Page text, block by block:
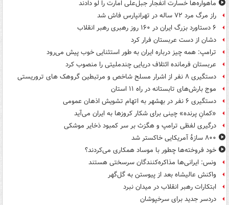
ماهواره‌ها خسارت انفجار جبل‌علی امارت را لو دادند
راز مرگ مرد ۷۲ ساله در تهرانپارس فاش شد
۶ دستاورد بزرگ ایران در ۱۶۰ روز رهبری رهبر انقلاب
دشان از دست عربستان فرار کرد
ترامپ: همه چیز درباره ایران به طور استثنایی خوب پیش می‌رود
عربستان فرمانده ائتلاف دریایی چندملیتی را منصوب کرد
دستگیری ۸ نفر از اشرار مسلح شاخص و مرتبطین گروهک های تروریستی
موج بارش‌های تابستانه در راه ۱۱ استان
دستگیری ۶ نفر در بهشهر به اتهام تشویش اذهان عمومی
«کمانِ پرنده» چینی برای شکار کروزها به ایران می‌آید
درگیری لفظی ترامپ و هگزث بر سر کمبود ذخایر موشکی
۸۰۰ سازۀ آمریکایی خاکستر شد
خود فروخته‌ها چطور با موساد همکاری می‌کردند؟
ونس: ایرانی‌ها مذاکره‌کنندگان سرسختی هستند
واکنش عالیشاه بعد از پیوستن به گل‌گهر
ابتکارات رهبر انقلاب در میدان نبرد
دردسر جدید برای سرخپوشان